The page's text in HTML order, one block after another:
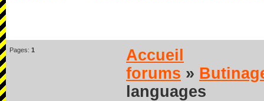
Pages: 1
Accueil
forums »
languages